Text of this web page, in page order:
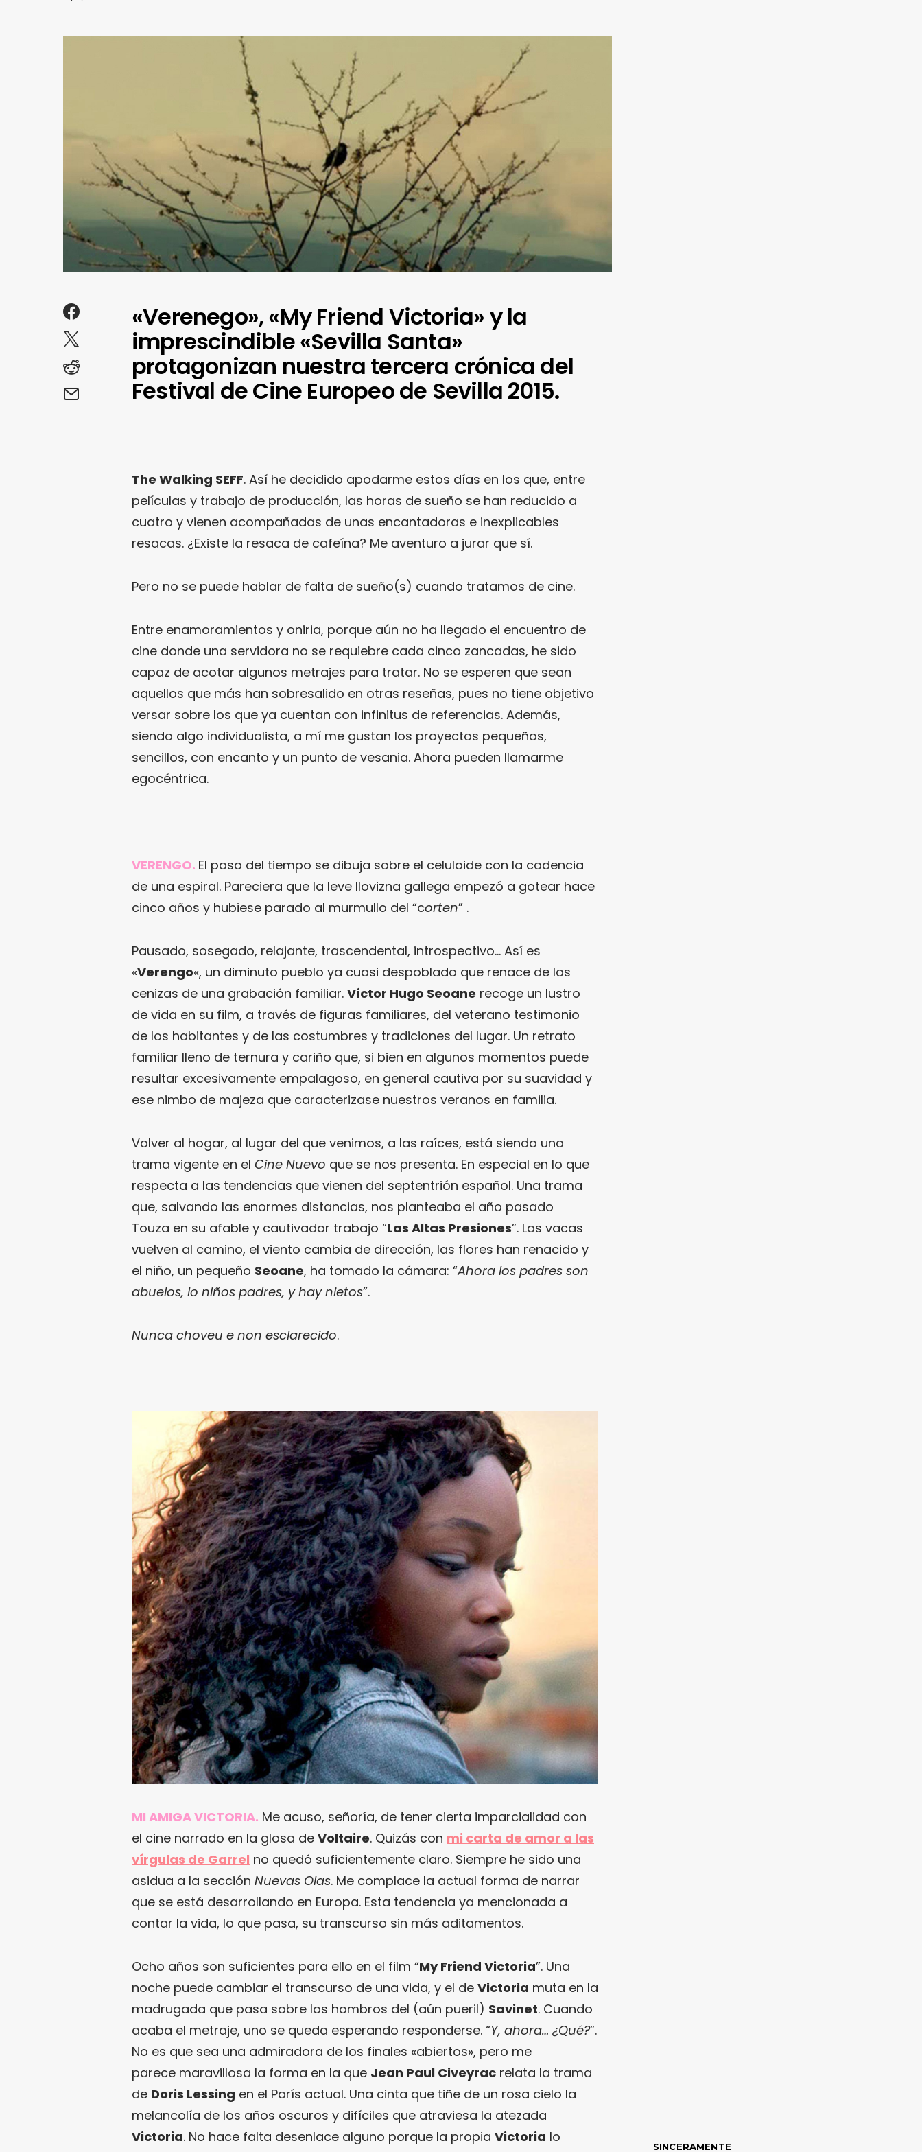
«Verenego», «My Friend Victoria» y la
imprescindible «Sevilla Santa»
protagonizan nuestra tercera crónica del
Festival de Cine Europeo de Sevilla 2015.
The Walking SEFF. Así he decidido apodarme estos días en los que, entre
películas y trabajo de producción, las horas de sueño se han reducido a
cuatro y vienen acompañadas de unas encantadoras e inexplicables
resacas. ¿Existe la resaca de cafeína? Me aventuro a jurar que sí.
Pero no se puede hablar de falta de sueño(s) cuando tratamos de cine.
Entre enamoramientos y oniria, porque aún no ha llegado el encuentro de
cine donde una servidora no se requiebre cada cinco zancadas, he sido
capaz de acotar algunos metrajes para tratar. No se esperen que sean
aquellos que más han sobresalido en otras reseñas, pues no tiene objetivo
versar sobre los que ya cuentan con infinitus de referencias. Además,
siendo algo individualista, a mí me gustan los proyectos pequeños,
sencillos, con encanto y un punto de vesania. Ahora pueden llamarme
egocéntrica.
VERENGO. El paso del tiempo se dibuja sobre el celuloide con la cadencia
de una espiral. Pareciera que la leve llovizna gallega empezó a gotear hace
cinco años y hubiese parado al murmullo del “corten” .
Pausado, sosegado, relajante, trascendental, introspectivo… Así es
«Verengo«, un diminuto pueblo ya cuasi despoblado que renace de las
cenizas de una grabación familiar. Víctor Hugo Seoane recoge un lustro
de vida en su film, a través de figuras familiares, del veterano testimonio
de los habitantes y de las costumbres y tradiciones del lugar. Un retrato
familiar lleno de ternura y cariño que, si bien en algunos momentos puede
resultar excesivamente empalagoso, en general cautiva por su suavidad y
ese nimbo de majeza que caracterizase nuestros veranos en familia.
Volver al hogar, al lugar del que venimos, a las raíces, está siendo una
trama vigente en el Cine Nuevo que se nos presenta. En especial en lo que
respecta a las tendencias que vienen del septentrión español. Una trama
que, salvando las enormes distancias, nos planteaba el año pasado
Touza en su afable y cautivador trabajo “Las Altas Presiones”. Las vacas
vuelven al camino, el viento cambia de dirección, las flores han renacido y
el niño, un pequeño Seoane, ha tomado la cámara: “Ahora los padres son
abuelos, lo niños padres, y hay nietos”.
Nunca choveu e non esclarecido.
MI AMIGA VICTORIA. Me acuso, señoría, de tener cierta imparcialidad con
el cine narrado en la glosa de Voltaire. Quizás con mi carta de amor a las
vírgulas de Garrel no quedó suficientemente claro. Siempre he sido una
asidua a la sección Nuevas Olas. Me complace la actual forma de narrar
que se está desarrollando en Europa. Esta tendencia ya mencionada a
contar la vida, lo que pasa, su transcurso sin más aditamentos.
Ocho años son suficientes para ello en el film “My Friend Victoria”. Una
noche puede cambiar el transcurso de una vida, y el de Victoria muta en la
madrugada que pasa sobre los hombros del (aún pueril) Savinet. Cuando
acaba el metraje, uno se queda esperando responderse. “Y, ahora… ¿Qué?”.
No es que sea una admiradora de los finales «abiertos», pero me
parece maravillosa la forma en la que Jean Paul Civeyrac relata la trama
de Doris Lessing en el París actual. Una cinta que tiñe de un rosa cielo la
melancolía de los años oscuros y difíciles que atraviesa la atezada
Victoria. No hace falta desenlace alguno porque la propia Victoria lo
SINCERAMENTE